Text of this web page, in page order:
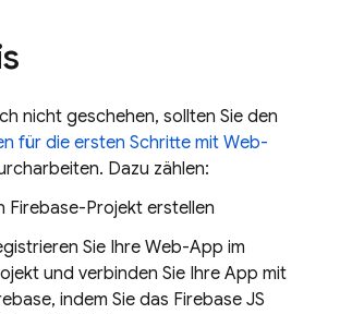
nicht geschehen, sollten Sie den
für die ersten Schritte mit Web-
Dazu zählen:
Firebase-Projekt erstellen
Sie Ihre Web-App im
und verbinden Sie Ihre App mit
indem Sie das Firebase JS